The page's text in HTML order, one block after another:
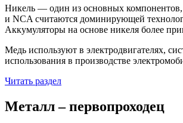
Никель — один из основных компонентов,
и NCA считаются доминирующей
Аккумуляторы на основе никеля более
Медь используют в электродвигателях,
использования в производстве
Читать раздел
Металл –первопроходец